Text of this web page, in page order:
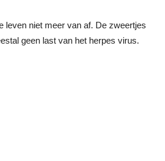
leven niet meer van af. De zweertjes
geen last van het herpes virus.